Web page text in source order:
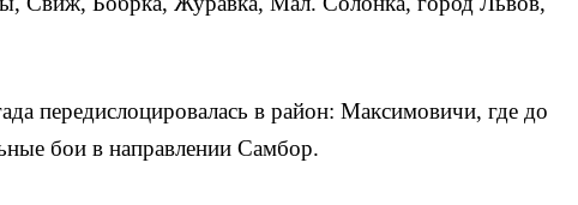
передислоцировалась в район: Максимовичи, где до
бои в направлении Самбор.